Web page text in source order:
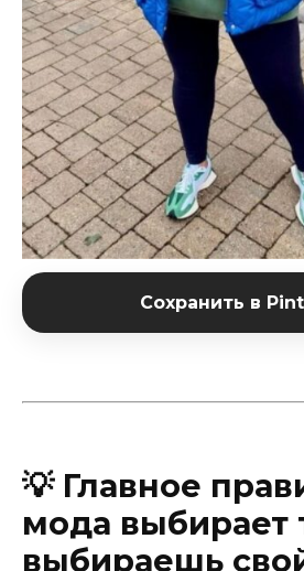
Сохранить в
💡 Главное
мода выбирает
выбираешь